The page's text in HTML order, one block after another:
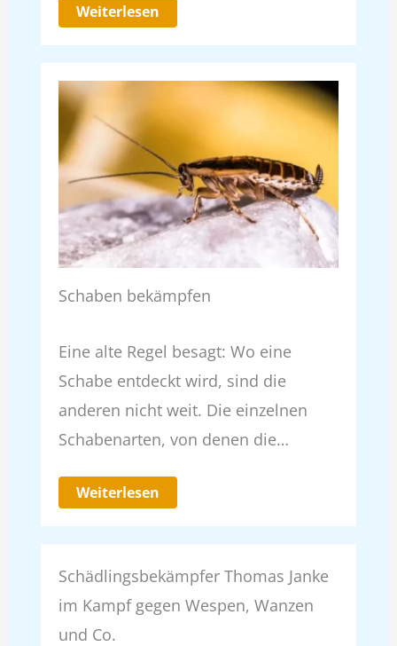
Weiterlesen
Schaben bekämpfen
Eine alte Regel besagt: Wo eine
Schabe entdeckt wird, sind die
anderen nicht weit. Die einzelnen
Schabenarten, von denen die…
Weiterlesen
Schädlingsbekämpfer Thomas Janke
im Kampf gegen Wespen, Wanzen
und Co.